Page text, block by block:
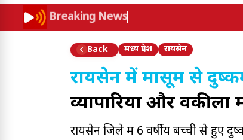
Breaking News
Back मध्य प्रदेश रायसेन
रायसेन में मासूम से
व्यापारियों और
रायसेन जिले में 6 वर्षीय बच्ची से हुए